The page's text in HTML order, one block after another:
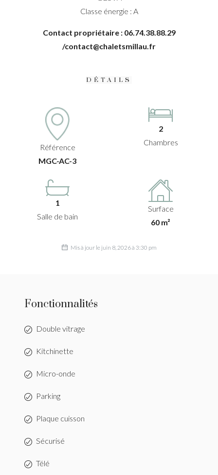
Classe énergie : A
Contact propriétaire : 06.74.38.88.29
/contact@chaletsmillau.fr
DÉTAILS
Référence
MGC-AC-3
2
Chambres
1
Salle de bain
Surface
60 m²
Mis à jour le juin 8, 2026 à 3:30 pm
Fonctionnalités
Double vitrage
Kitchinette
Micro-onde
Parking
Plaque cuisson
Sécurisé
Télé